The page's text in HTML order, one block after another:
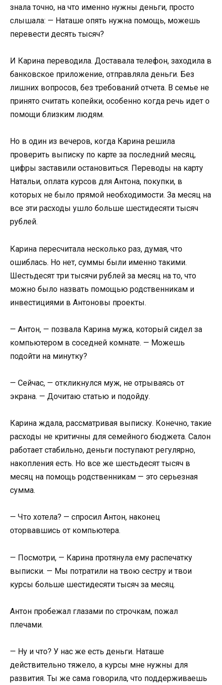
знала точно, на что именно нужны деньги, просто
слышала: — Наташе опять нужна помощь, можешь
перевести десять тысяч?
И Карина переводила. Доставала телефон, заходила в
банковское приложение, отправляла деньги. Без
лишних вопросов, без требований отчета. В семье не
принято считать копейки, особенно когда речь идет о
помощи близким людям.
Но в один из вечеров, когда Карина решила
проверить выписку по карте за последний месяц,
цифры заставили остановиться. Переводы на карту
Натальи, оплата курсов для Антона, покупки, в
которых не было прямой необходимости. За месяц на
все эти расходы ушло больше шестидесяти тысяч
рублей.
Карина пересчитала несколько раз, думая, что
ошиблась. Но нет, суммы были именно такими.
Шестьдесят три тысячи рублей за месяц на то, что
можно было назвать помощью родственникам и
инвестициями в Антоновы проекты.
— Антон, — позвала Карина мужа, который сидел за
компьютером в соседней комнате. — Можешь
подойти на минутку?
— Сейчас, — откликнулся муж, не отрываясь от
экрана. — Дочитаю статью и подойду.
Карина ждала, рассматривая выписку. Конечно, такие
расходы не критичны для семейного бюджета. Салон
работает стабильно, деньги поступают регулярно,
накопления есть. Но все же шестьдесят тысяч в
месяц на помощь родственникам — это серьезная
сумма.
— Что хотела? — спросил Антон, наконец
оторвавшись от компьютера.
— Посмотри, — Карина протянула ему распечатку
выписки. — Мы потратили на твою сестру и твои
курсы больше шестидесяти тысяч за месяц.
Антон пробежал глазами по строчкам, пожал
плечами.
— Ну и что? У нас же есть деньги. Наташе
действительно тяжело, а курсы мне нужны для
развития. Ты же сама говорила, что поддерживаешь